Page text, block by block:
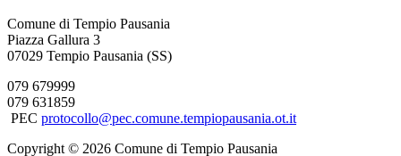
Comune di Tempio Pausania
Piazza Gallura 3
07029 Tempio Pausania (SS)
079 679999
079 631859
PEC protocollo@pec.comune.tempiopausania.ot.it
Copyright © 2026 Comune di Tempio Pausania